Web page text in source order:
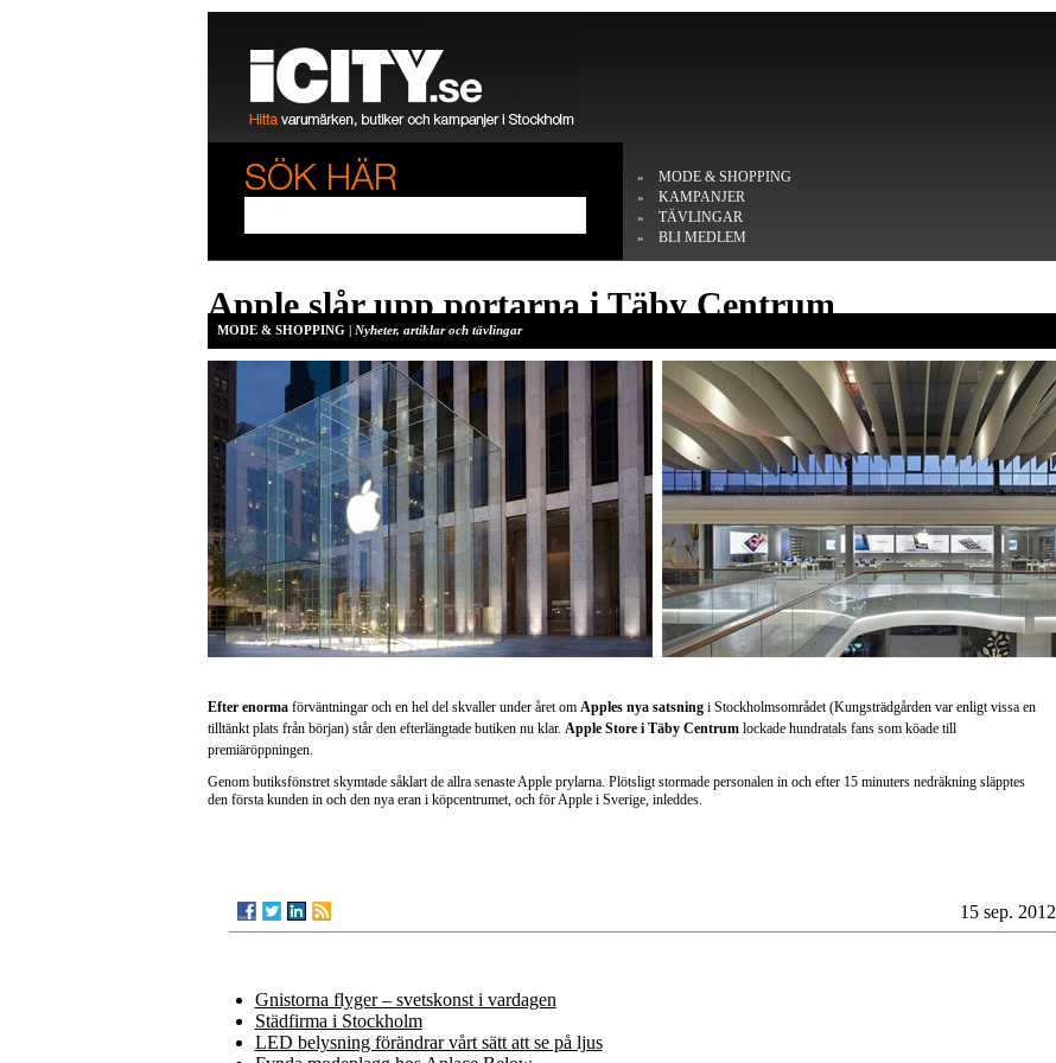
» MODE & SHOPPING
» KAMPANJER
» TÄVLINGAR
» BLI MEDLEM
Apple slår upp portarna i Täby Centrum
MODE & SHOPPING | Nyheter, artiklar och tävlingar
Efter enormaförväntningar och en hel del skvaller under året om Apples nya satsningi Stockholmsområdet (Kungsträdgården var enligt vissa en
tilltänkt plats från början) står den efterlängtade butiken nu klar. Apple Store i Täby Centrum lockade hundratals fans som köade till
premiäröppningen.
Genom butiksfönstret skymtade såklart de allra senaste Apple prylarna. Plötsligt stormade personalen in och efter 15 minuters nedräkning släpptes
den första kunden in och den nya eran i köpcentrumet, och för Apple i Sverige, inleddes.
15 sep. 2012
Gnistorna flyger – svetskonst i vardagen
Städfirma i Stockholm
LED belysning förändrar vårt sätt att se på ljus